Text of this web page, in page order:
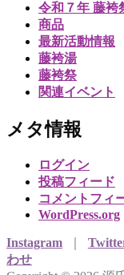
令和７年 藤袴
商品
最新活動情報
藤袴湯
藤袴祭
関連イベント
メタ情報
ログイン
投稿フィード
コメントフィ
WordPress.org
Instagram
わせ